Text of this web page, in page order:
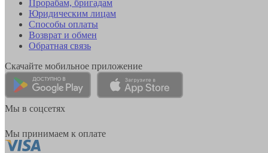
Прорабам, бригадам
Юридическим лицам
Способы оплаты
Возврат и обмен
Обратная связь
Скачайте мобильное приложение
Мы в соцсетях
Мы принимаем к оплате